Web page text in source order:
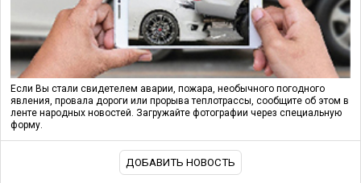
Если Вы стали свидетелем аварии, пожара, необычного погодного
явления, провала дороги или прорыва теплотрассы, сообщите об этом в
ленте народных новостей. Загружайте фотографии через специальную
форму.
ДОБАВИТЬ НОВОСТЬ